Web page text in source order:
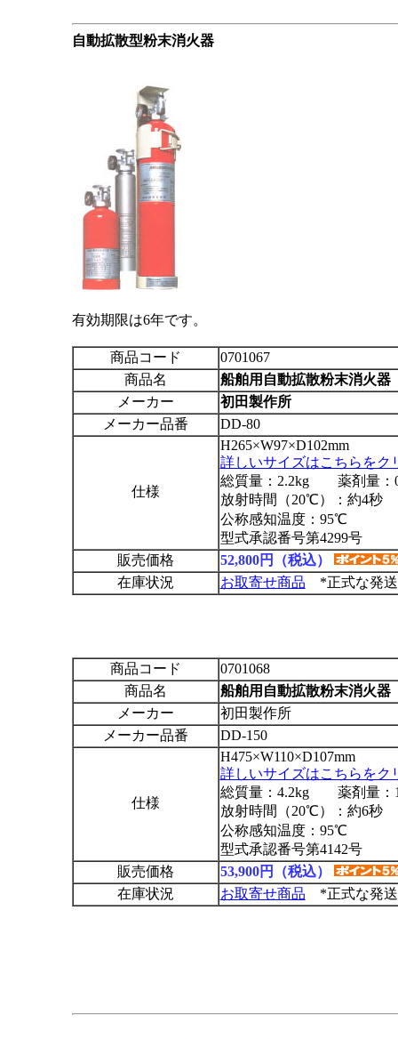
自動拡散型粉末消火器
有効期限は6年です。
商品コード
0701067
商品名
船舶用自動拡散粉末消火
メーカー
初田製作所
メーカー品番
DD-80
仕様
H265×W97×D102mm
詳しいサイズはこちらをク
総質量：2.2kg 薬剤量：
放射時間（20℃）：約4
公称感知温度：95℃
型式承認番号第4299号
販売価格
52,800円（税込）
在庫状況
お取寄せ商品 *正式な発送
商品コード
0701068
商品名
船舶用自動拡散粉末消火
メーカー
初田製作所
メーカー品番
DD-150
仕様
H475×W110×D107mm
詳しいサイズはこちらをク
総質量：4.2kg 薬剤量：
放射時間（20℃）：約6
公称感知温度：95℃
型式承認番号第4142号
販売価格
53,900円（税込）
在庫状況
お取寄せ商品 *正式な発送